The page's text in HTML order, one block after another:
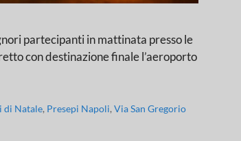
partecipanti in mattinata presso le
con destinazione finale l’aeroporto
di Natale, Presepi Napoli,Via San Gregorio